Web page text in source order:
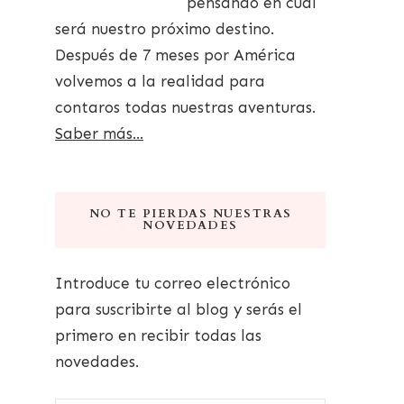
será nuestro próximo destino.
Después de 7 meses por América
volvemos a la realidad para
contaros todas nuestras aventuras.
Saber más...
NO TE PIERDAS NUESTRAS
NOVEDADES
Introduce tu correo electrónico
para suscribirte al blog y serás el
primero en recibir todas las
novedades.